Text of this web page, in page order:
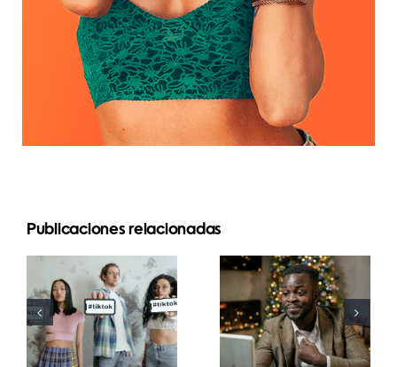
Publicaciones relacionadas
Mejores
aplicaciones
de edición
de video
para crear
Cómo
ocultar
seguidores
en LinkedIn
para